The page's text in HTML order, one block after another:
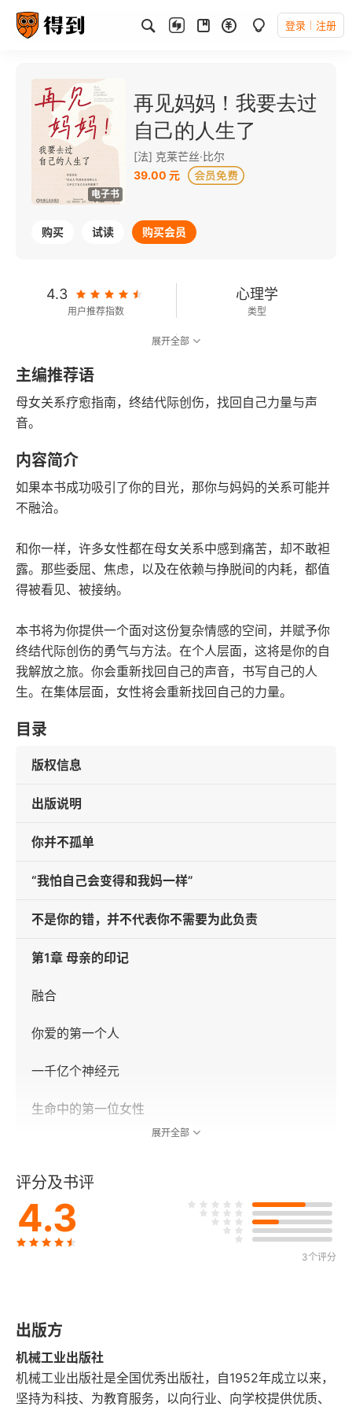
登录 注册
电子书
再见妈妈！我要去过
自己的人生了
[法] 克莱芒丝·比尔
39.00 元
购买 试读 购买会员
4.3
用户推荐指数
心理学
类型
73千字
字数
2024-01-01
发行日期
展开全部
主编推荐语
母女关系疗愈指南，终结代际创伤，找回自己力量与声
音。
内容简介
如果本书成功吸引了你的目光，那你与妈妈的关系可能并
不融洽。
和你一样，许多女性都在母女关系中感到痛苦，却不敢袒
露。那些委屈、焦虑，以及在依赖与挣脱间的内耗，都值
得被看见、被接纳。
本书将为你提供一个面对这份复杂情感的空间，并赋予你
终结代际创伤的勇气与方法。在个人层面，这将是你的自
我解放之旅。你会重新找回自己的声音，书写自己的人
生。在集体层面，女性将会重新找回自己的力量。
目录
版权信息
出版说明
你并不孤单
“我怕自己会变得和我妈一样”
不是你的错，并不代表你不需要为此负责
第1章 母亲的印记
融合
你爱的第一个人
一千亿个神经元
生命中的第一位女性
第2章 “有毒”的母亲
受害者妈妈
控制狂妈妈
自恋狂妈妈
展开全部
评分及书评
4.3
3个评分
出版方
机械工业出版社
机械工业出版社是全国优秀出版社，自1952年成立以来，
坚持为科技、为教育服务，以向行业、向学校提供优质、